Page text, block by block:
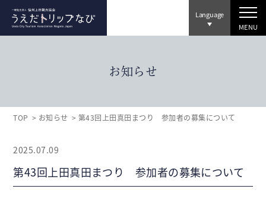
Language
MENU
お知らせ
TOP お知らせ 第43回上田真田まつり 参加者の募集について
2025.07.09
第43回上田真田まつり 参加者の募集について